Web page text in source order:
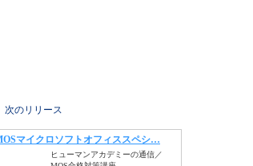
次のリリース